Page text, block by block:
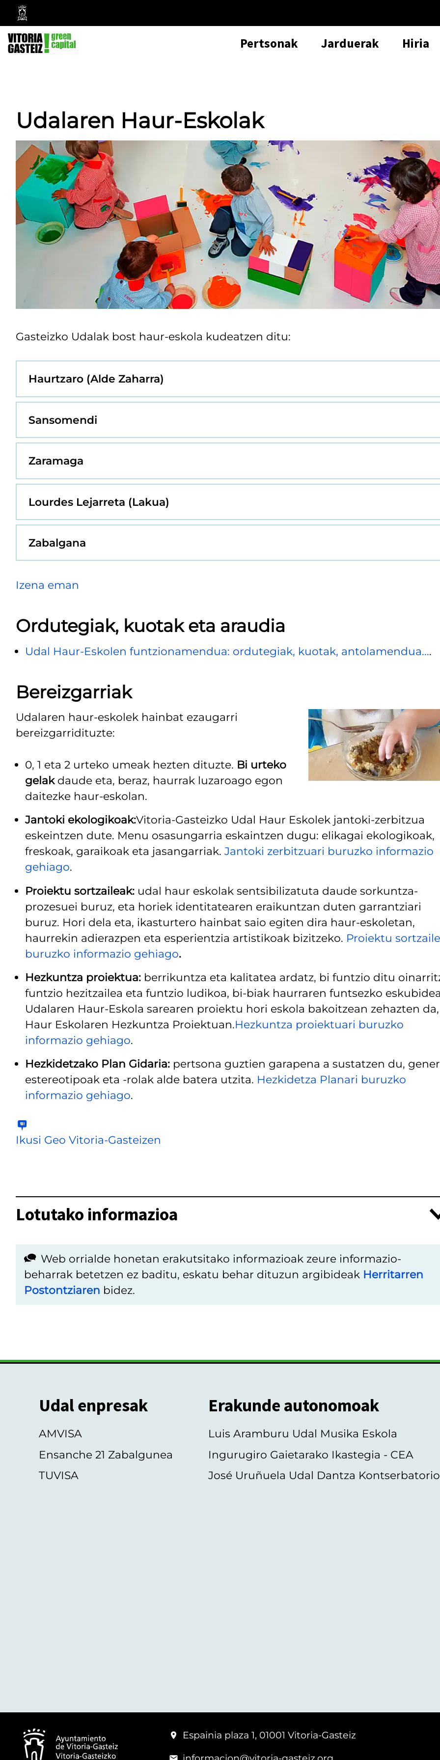
Vitoria-
Gasteizko
Udala
Pertsonak Jarduerak Hiria
Udalaren Haur-Eskolak
Gasteizko Udalak bost haur-eskola kudeatzen ditu:
Haurtzaro (Alde Zaharra)
Sansomendi
Zaramaga
Lourdes Lejarreta (Lakua)
Zabalgana
Izena eman
Ordutegiak, kuotak eta araudia
Udal Haur-Eskolen funtzionamendua: ordutegiak, kuotak, antolamendua....
Bereizgarriak
Udalaren haur-eskolek hainbat ezaugarri
bereizgarridituzte:
0, 1 eta 2 urteko umeak hezten dituzte. Bi urteko
gelakdaude eta, beraz, haurrak luzaroago egon
daitezke haur-eskolan.
Jantoki ekologikoak:Vitoria-Gasteizko Udal Haur Eskolek jantoki-zerbitzua
eskeintzen dute. Menu osasungarria eskaintzen dugu: elikagai ekologikoak,
freskoak, garaikoak eta jasangarriak. Jantoki zerbitzuari buruzko informazio
gehiago.
Proiektu sortzaileak: udal haur eskolak sentsibilizatuta daude sorkuntza-
prozesuei buruz, eta horiek identitatearen eraikuntzan duten garrantziari
buruz. Hori dela eta, ikasturtero hainbat saio egiten dira haur-eskoletan,
haurrekin adierazpen eta esperientzia artistikoak bizitzeko. Proiektu
buruzko informazio gehiago.
Hezkuntza proiektua: berrikuntza eta kalitatea ardatz, bi funtzio ditu
funtzio hezitzailea eta funtzio ludikoa, bi-biak haurraren funtsezko
Udalaren Haur-Eskola sarearen proiektu hori eskola bakoitzean zehazten da,
Haur Eskolaren Hezkuntza Proiektuan.Hezkuntza proiektuari buruzko
informazio gehiago.
Hezkidetzako Plan Gidaria: pertsona guztien garapena a sustatzen du,
estereotipoak eta -rolak alde batera utzita. Hezkidetza Planari buruzko
informazio gehiago.
Ikusi Geo Vitoria-Gasteizen
Lotutako informazioa
Web orrialde honetan erakutsitako informazioak zeure informazio-
beharrak betetzen ez baditu, eskatu behar dituzun argibideak Herritarren
Postontziaren bidez.
Udal enpresak
AMVISA
Ensanche 21 Zabalgunea
TUVISA
Erakunde autonomoak
Luis Aramburu Udal Musika Eskola
Ingurugiro Gaietarako Ikastegia - CEA
José Uruñuela Udal Dantza
Espainia plaza 1, 01001 Vitoria-Gasteiz